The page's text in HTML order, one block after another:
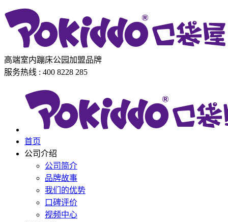
高端室内蹦床公园加盟品牌
服务热线 : 400 8228 285
首页
公司介绍
公司简介
品牌故事
我们的优势
口碑评价
视频中心